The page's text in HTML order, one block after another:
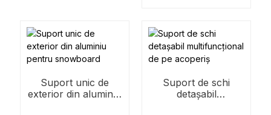
Suport unic de
exterior din aluminiu
Suport de schi
detașabil